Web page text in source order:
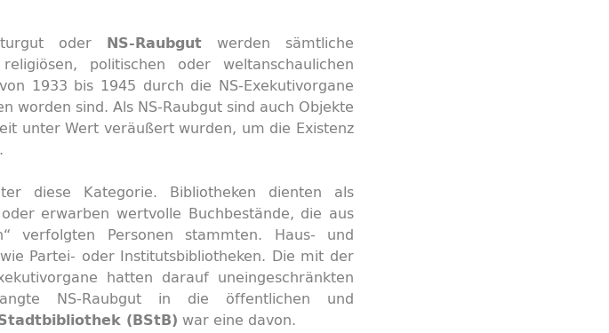
oder NS-Raubgut werden sämtliche
politischen oder weltanschaulichen
1933 bis 1945 durch die NS-Exekutivorgane
sind. Als NS-Raubgut sind auch Objekte
unter Wert veräußert wurden, um die Existenz
diese Kategorie. Bibliotheken dienten als
erwarben wertvolle Buchbestände, die aus
Personen stammten. Haus- und
Partei- oder Institutsbibliotheken. Die mit der
hatten darauf uneingeschränkten
NS-Raubgut in die öffentlichen und
(BStB) war eine davon.